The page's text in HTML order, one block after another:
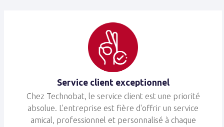
Service client exceptionnel
Chez Technobat, le service client est une priorité
absolue. L'entreprise est fière d'offrir un service
amical, professionnel et personnalisé à chaque